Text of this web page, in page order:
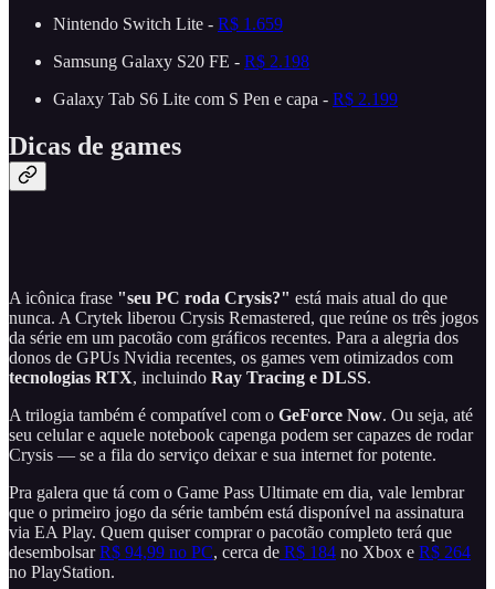
Nintendo Switch Lite - R$ 1.659
Samsung Galaxy S20 FE - R$ 2.198
Galaxy Tab S6 Lite com S Pen e capa - R$ 2.199
Dicas de games
A icônica frase "seu PC roda Crysis?" está mais atual do que
nunca. A Crytek liberou Crysis Remastered, que reúne os três jogos
da série em um pacotão com gráficos recentes. Para a alegria dos
donos de GPUs Nvidia recentes, os games vem otimizados com
tecnologias RTX, incluindo Ray Tracing e DLSS.
A trilogia também é compatível com o GeForce Now. Ou seja, até
seu celular e aquele notebook capenga podem ser capazes de rodar
Crysis — se a fila do serviço deixar e sua internet for potente.
Pra galera que tá com o Game Pass Ultimate em dia, vale lembrar
que o primeiro jogo da série também está disponível na assinatura
via EA Play. Quem quiser comprar o pacotão completo terá que
desembolsarR$ 94,99 no PC, cerca de R$ 184 no Xbox e R$ 264
no PlayStation.